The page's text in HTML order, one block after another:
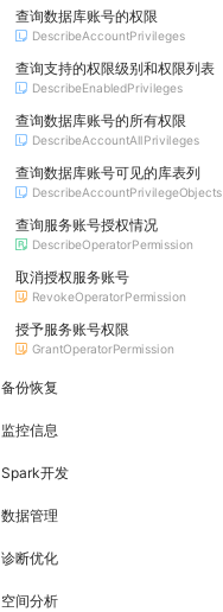
查询数据库账号的权限
DescribeAccountPrivileges
查询支持的权限级别和权限列表
DescribeEnabledPrivileges
查询数据库账号的所有权限
DescribeAccountAllPrivileges
查询数据库账号可见的库表列
DescribeAccountPrivilegeObjects
查询服务账号授权情况
DescribeOperatorPermission
取消授权服务账号
RevokeOperatorPermission
授予服务账号权限
GrantOperatorPermission
备份恢复
监控信息
Spark开发
数据管理
诊断优化
空间分析